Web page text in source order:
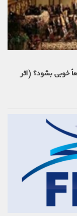
خوبی بشود؟ (اثر